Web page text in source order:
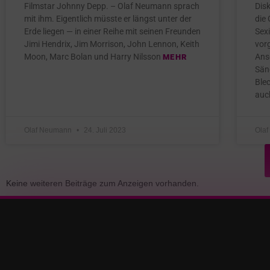
Filmstar Johnny Depp. – Olaf Neumann sprach
mit ihm. Eigentlich müsste er längst unter der
Erde liegen — in einer Reihe mit seinen Freunden
Jimi Hendrix, Jim Morrison, John Lennon, Keith
Moon, Marc Bolan und Harry Nilsson MEHR
Olaf Neumann 24. Juli 2023
die
Keine weiteren Beiträge zum Anzeigen vorhanden.